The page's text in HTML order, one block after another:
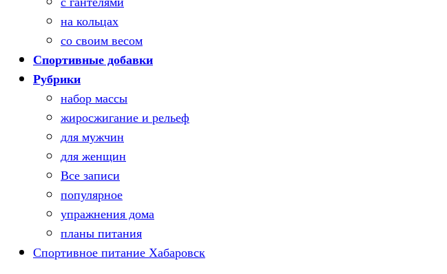
на кольцах
со своим весом
Спортивные добавки
Рубрики
набор массы
жиросжигание и рельеф
для мужчин
для женщин
Все записи
популярное
упражнения дома
планы питания
Спортивное питание Хабаровск